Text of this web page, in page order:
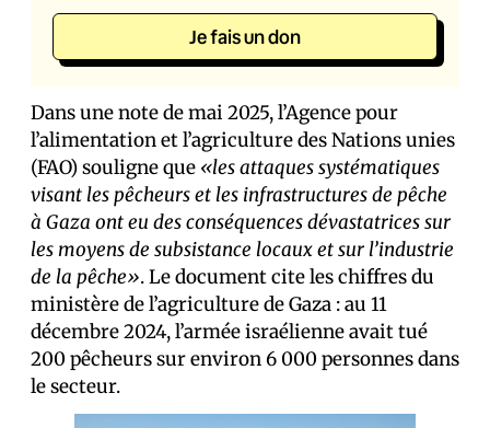
Je fais un don
Dans une note de mai 2025, l’Agence pour
l’alimentation et l’agriculture des Nations unies
(FAO) souligne que «les attaques systématiques
visant les pêcheurs et les infrastructures de pêche
à Gaza ont eu des conséquences dévastatrices sur
les moyens de subsistance locaux et sur l’industrie
de la pêche». Le document cite les chiffres du
ministère de l’agriculture de Gaza : au 11
décembre 2024, l’armée israélienne avait tué
200 pêcheurs sur environ 6 000 personnes dans
le secteur.